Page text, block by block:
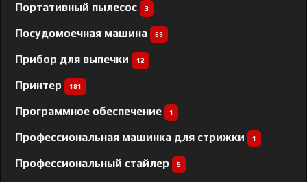
Портативный пылесос 3
Посудомоечная машина 69
Прибор для выпечки 12
Принтер 181
Программное обеспечение 1
Профессиональная машинка для стрижки 1
Профессиональный cтайлер 5